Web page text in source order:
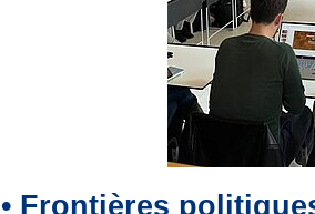
• Frontières